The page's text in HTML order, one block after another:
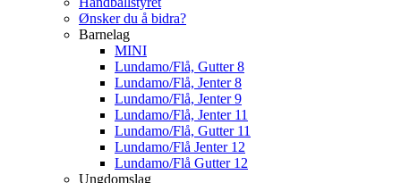
Ønsker du å bidra?
Barnelag
MINI
Lundamo/Flå, Gutter 8
Lundamo/Flå, Jenter 8
Lundamo/Flå, Jenter 9
Lundamo/Flå, Jenter 11
Lundamo/Flå, Gutter 11
Lundamo/Flå Jenter 12
Lundamo/Flå Gutter 12
Ungdomslag